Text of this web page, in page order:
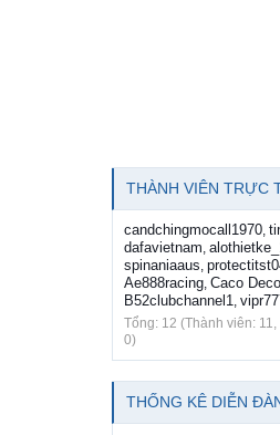
THÀNH VIÊN TRỰC
candchingmocall1970
dafavietnam
spinaniaaus
Ae888racing Caco
B52clubchannel1
Tổng: 12 (Thành viên:
0)
THỐNG KÊ DIỄN